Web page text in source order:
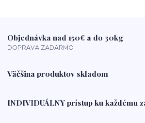
Objednávka nad 150€ a do 30kg
DOPRAVA ZADARMO
Väčšina produktov skladom
INDIVIDUÁLNY prístup ku každému